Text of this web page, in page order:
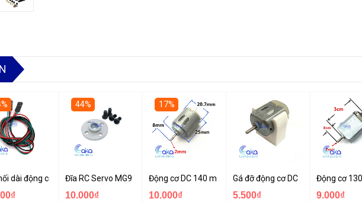
tự động mini
dài động cơ servo 3P 70cm, máy in 3D
44%
Đĩa RC Servo MG995 MG996 Kim loại
10.000₫
17%
Động cơ DC 140 mini
10.000₫
Gá đỡ động cơ DC 130 140
5.500₫
Động cơ 130
9.000₫